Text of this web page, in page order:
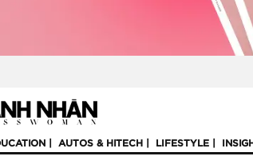
AUTOS & HITECH LIFESTYLE